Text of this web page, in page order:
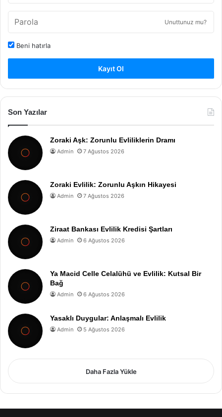
Unuttunuz mu?
Beni hatırla
Kayıt Ol
Son Yazılar
Zoraki Aşk: Zorunlu Evliliklerin Dramı
Admin 7 Ağustos 2026
Zoraki Evlilik: Zorunlu Aşkın Hikayesi
Admin 7 Ağustos 2026
Ziraat Bankası Evlilik Kredisi Şartları
Admin 6 Ağustos 2026
Ya Macid Celle Celalühü ve Evlilik: Kutsal Bir
Bağ
Admin 6 Ağustos 2026
Yasaklı Duygular: Anlaşmalı Evlilik
Admin 5 Ağustos 2026
Daha Fazla Yükle